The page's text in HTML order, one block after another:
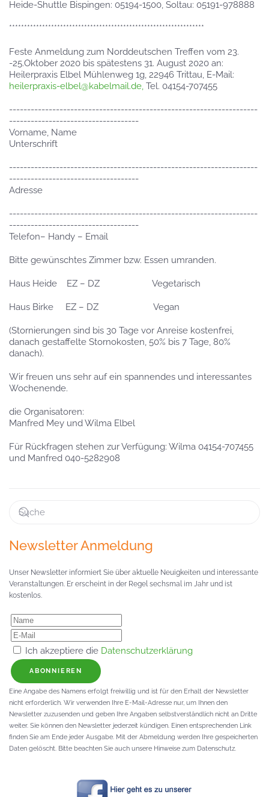
Heide-Shuttle Bispingen: 05194-1500, Soltau: 05191-978888
*****************************************************************
Feste Anmeldung zum Norddeutschen Treffen vom 23.
-25.Oktober 2020 bis spätestens 31. August 2020 an:
Heilerpraxis Elbel Mühlenweg 1g, 22946 Trittau, E-Mail:
heilerpraxis-elbel@kabelmail.de, Tel. 04154-707455
---------------------------------------------------------------------
------------------------------------
Vorname, Name
Unterschrift
---------------------------------------------------------------------
------------------------------------
Adresse
---------------------------------------------------------------------
------------------------------------
Telefon– Handy – Email
Bitte gewünschtes Zimmer bzw. Essen umranden.
Haus Heide EZ – DZ Vegetarisch
Haus Birke EZ – DZ Vegan
(Stornierungen sind bis 30 Tage vor Anreise kostenfrei,
danach gestaffelte Stornokosten, 50% bis 7 Tage, 80%
danach).
Wir freuen uns sehr auf ein spannendes und interessantes
Wochenende.
die Organisatoren:
Manfred Mey und Wilma Elbel
Für Rückfragen stehen zur Verfügung: Wilma 04154-707455
und Manfred 040-5282908
Newsletter Anmeldung
Unser Newsletter informiert Sie über aktuelle Neuigkeiten und interessante
Veranstaltungen. Er erscheint in der Regel sechsmal im Jahr und ist
kostenlos.
Ich akzeptiere die Datenschutzerklärung
ABONNIEREN
Eine Angabe des Namens erfolgt freiwillig und ist für den Erhalt der Newsletter
nicht erforderlich. Wir verwenden Ihre E-Mail-Adresse nur, um Ihnen den
Newsletter zuzusenden und geben Ihre Angaben selbstverständlich nicht an Dritte
weiter. Sie können den Newsletter jederzeit kündigen. Einen entsprechenden Link
finden Sie am Ende jeder Ausgabe. Mit der Abmeldung werden Ihre gespeicherten
Daten gelöscht. Bitte beachten Sie auch unsere Hinweise zum Datenschutz.